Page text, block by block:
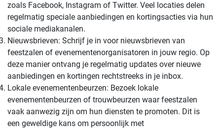
zoals Facebook, Instagram of Twitter. Veel locaties delen
regelmatig speciale aanbiedingen en kortingsacties via hun
sociale mediakanalen.
Nieuwsbrieven: Schrijf je in voor nieuwsbrieven van
feestzalen of evenementenorganisatoren in jouw regio. Op
deze manier ontvang je regelmatig updates over nieuwe
aanbiedingen en kortingen rechtstreeks in je inbox.
Lokale evenementenbeurzen: Bezoek lokale
evenementenbeurzen of trouwbeurzen waar feestzalen
vaak aanwezig zijn om hun diensten te promoten. Dit is
een geweldige kans om persoonlijk met